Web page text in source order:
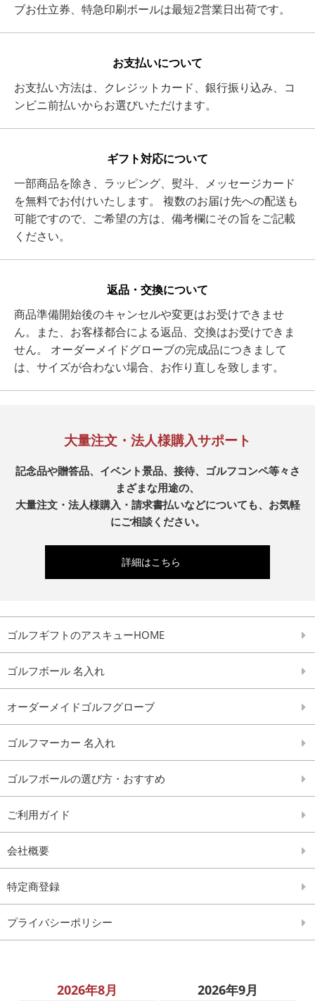
ブお仕立券、特急印刷ボールは最短2営業日出荷です。
お支払いについて
お支払い方法は、クレジットカード、銀行振り込み、コ
ンビニ前払いからお選びいただけます。
ギフト対応について
一部商品を除き、ラッピング、熨斗、メッセージカード
を無料でお付けいたします。 複数のお届け先への配送も
可能ですので、ご希望の方は、備考欄にその旨をご記載
ください。
返品・交換について
商品準備開始後のキャンセルや変更はお受けできませ
ん。また、お客様都合による返品、交換はお受けできま
せん。 オーダーメイドグローブの完成品につきまして
は、サイズが合わない場合、お作り直しを致します。
大量注文・法人様購入サポート
記念品や贈答品、イベント景品、接待、ゴルフコンペ等々さ
まざまな用途の、
大量注文・法人様購入・請求書払いなどについても、お気軽
にご相談ください。
詳細はこちら
ゴルフギフトのアスキューHOME
ゴルフボール 名入れ
オーダーメイドゴルフグローブ
ゴルフマーカー 名入れ
ゴルフボールの選び方・おすすめ
ご利用ガイド
会社概要
特定商登録
プライバシーポリシー
2026年8月 2026年9月